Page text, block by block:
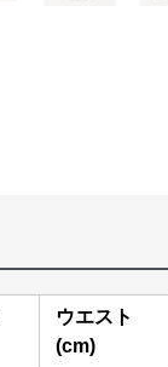
ウエスト
(cm)